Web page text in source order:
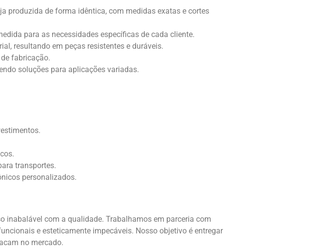
produzida de forma idêntica, com medidas exatas e cortes
para as necessidades específicas de cada cliente.
resultando em peças resistentes e duráveis.
fabricação.
soluções para aplicações variadas.
transportes.
personalizados.
inabalável com a qualidade. Trabalhamos em parceria com
e esteticamente impecáveis. Nosso objetivo é entregar
no mercado.